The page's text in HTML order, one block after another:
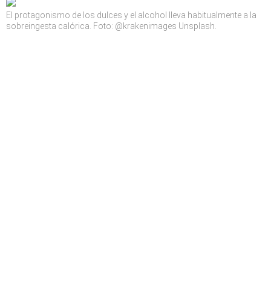
El protagonismo de los dulces y el alcohol lleva habitualmente a la
sobreingesta calórica. Foto: @krakenimages Unsplash.